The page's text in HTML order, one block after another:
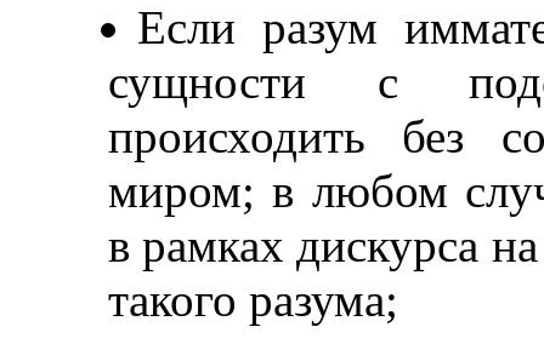
Если разум
сущности с
происходить без
миром; в любом
в рамках дискурса
такого разума;